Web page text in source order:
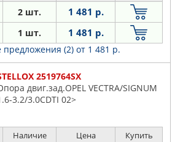
2 шт. 1 481 р.
1 шт. 1 481 р.
предложения (2) от 1 481 р.
2519764SX
двиг.зад.OPEL VECTRA/SIGNUM
3.2/3.0CDTI 02>
Наличие Цена Купить